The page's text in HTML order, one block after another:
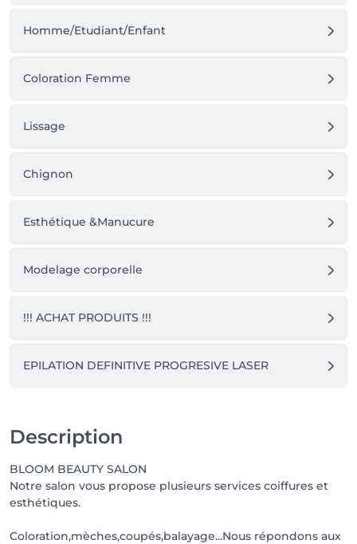
Homme/Etudiant/Enfant
Coloration Femme
Lissage
Chignon
Esthétique &Manucure
Modelage corporelle
!!! ACHAT PRODUITS !!!
EPILATION DEFINITIVE PROGRESIVE LASER
Description
BLOOM BEAUTY SALON
Notre salon vous propose plusieurs services coiffures et
esthétiques.
Coloration,mèches,coupés,balayage...Nous répondons aux